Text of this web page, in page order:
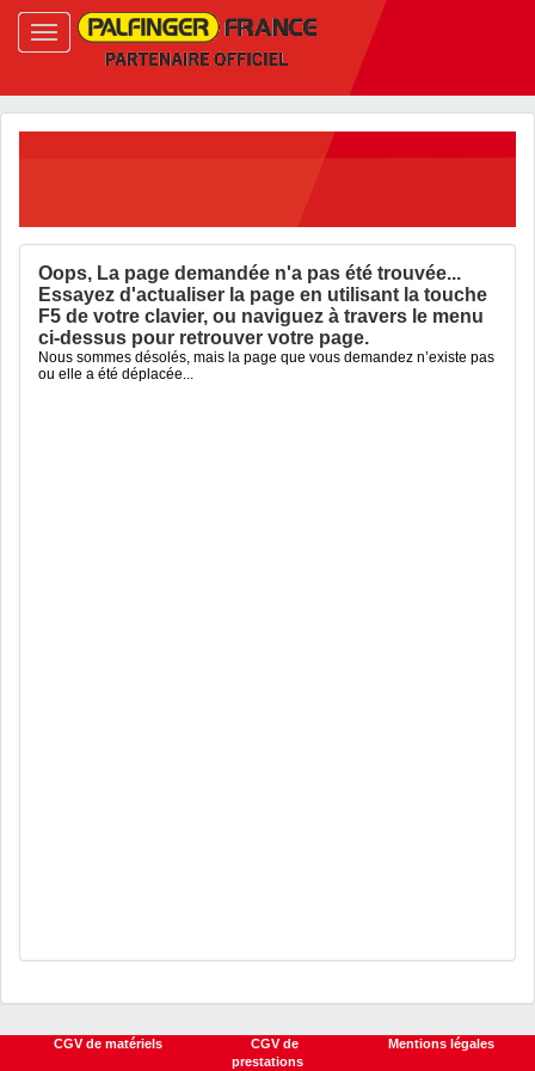
Oops, La page demandée n'a pas été trouvée...
Essayez d'actualiser la page en utilisant la touche
F5 de votre clavier, ou naviguez à travers le menu
ci-dessus pour retrouver votre page.
Nous sommes désolés, mais la page que vous demandez n’existe pas
ou elle a été déplacée...
CGV de matériels
CGV de
prestations
Mentions légales
CGV de matériels
CGV de
prestations
Mentions légales